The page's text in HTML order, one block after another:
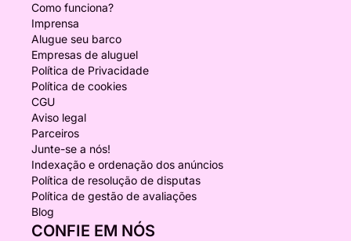
Como funciona?
Imprensa
Alugue seu barco
Empresas de aluguel
Política de Privacidade
Política de cookies
CGU
Aviso legal
Parceiros
Junte-se a nós!
Indexação e ordenação dos anúncios
Política de resolução de disputas
Política de gestão de avaliações
Blog
CONFIE EM NÓS